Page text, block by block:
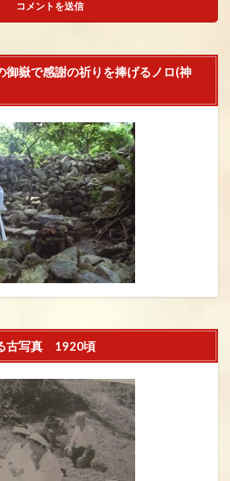
御嶽で感謝の祈りを捧げるノロ(神
古写真 1920頃